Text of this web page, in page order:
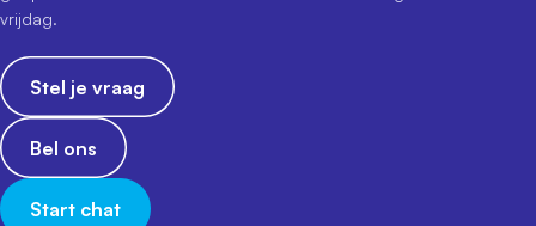
vrijdag.
Stel je vraag
Bel ons
Start chat